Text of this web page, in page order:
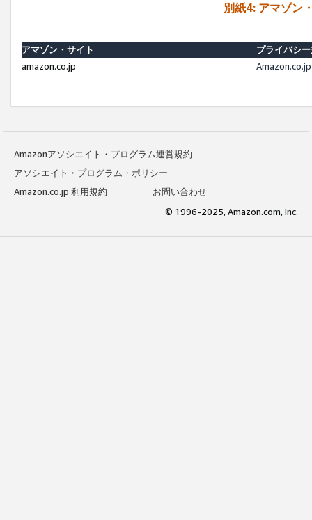
別紙4: アマゾン
アマゾン・サイト
プライバシ
amazon.co.jp
Amazonアソシエイト・プログラム運営規約
アソシエイト・プログラム・ポリシー
Amazon.co.jp 利用規約
お問い合わせ
© 1996-2025, Amazon.com, Inc.